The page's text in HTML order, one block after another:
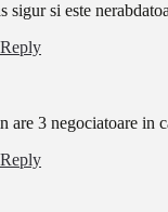
sigur si este
Reply
are 3 negociatoare in
Reply